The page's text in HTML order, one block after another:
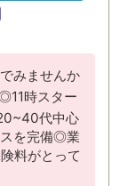
みませんか
時スター
代中心
を完備◎業
料がとって